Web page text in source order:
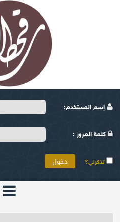
إسم المستخدم:
كلمة المرور :
تذكرني؟